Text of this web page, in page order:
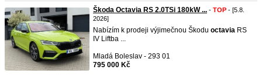
Škoda Octavia RS 2.0TSi 180kW ... - TOP - [5.8.
2026]
Nabízím k prodeji výjimečnou Škodu octavia RS
IV Liftba ...
Mladá Boleslav - 293 01
795 000 Kč